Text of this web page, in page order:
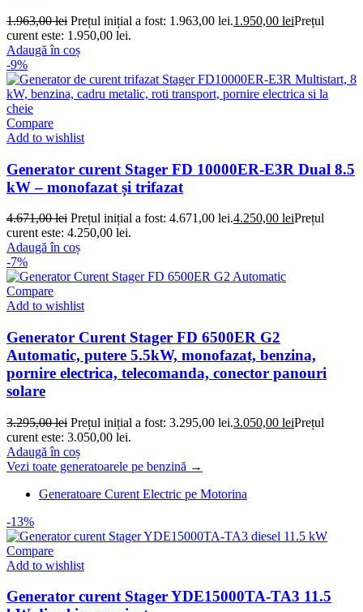
1.963,00lei Prețul inițial a fost: 1.963,00 lei.1.950,00 leiPrețul
curent este: 1.950,00 lei.
Adaugă în coș
-9%
Compare
Add to wishlist
Generator curent Stager FD 10000ER-E3R Dual 8.5
kW – monofazat și trifazat
4.671,00lei Prețul inițial a fost: 4.671,00 lei.4.250,00 leiPrețul
curent este: 4.250,00 lei.
Adaugă în coș
-7%
Compare
Add to wishlist
Generator Curent Stager FD 6500ER G2
Automatic, putere 5.5kW, monofazat, benzina,
pornire electrica, telecomanda, conector panouri
solare
3.295,00lei Prețul inițial a fost: 3.295,00 lei.3.050,00 leiPrețul
curent este: 3.050,00 lei.
Adaugă în coș
Vezi toate generatoarele pe benzină →
Generatoare Curent Electric pe Motorina
-13%
Compare
Add to wishlist
Generator curent Stager YDE15000TA-TA3 11.5